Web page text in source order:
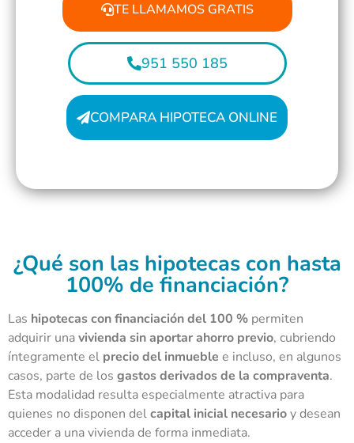
TE LLAMAMOS GRATIS
951 550 185
COMPARA HIPOTECA ONLINE
¿Qué son las hipotecas con hasta
100% de financiación?
Las hipotecas con financiación del 100 % permiten
adquirir unavivienda sin aportar ahorro previo, cubriendo
íntegramente el precio del inmueble e incluso, en algunos
casos, parte de los gastos derivados de la compraventa.
Esta modalidad resulta especialmente atractiva para
quienes no disponen delcapital inicial necesarioy desean
acceder a una vivienda de forma inmediata.